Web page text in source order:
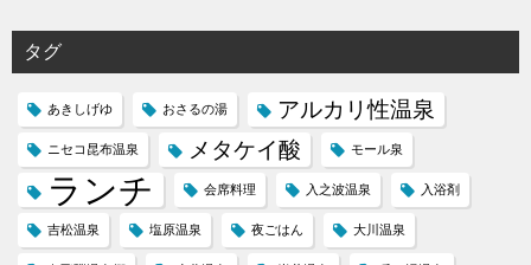
タグ
あきしげゆ おさるの湯 アルカリ性温泉
ニセコ昆布温泉 メタケイ酸 モール泉
ランチ 会席料理 入之波温泉 入浴剤
吉松温泉 塩原温泉 夜ごはん 大川温泉